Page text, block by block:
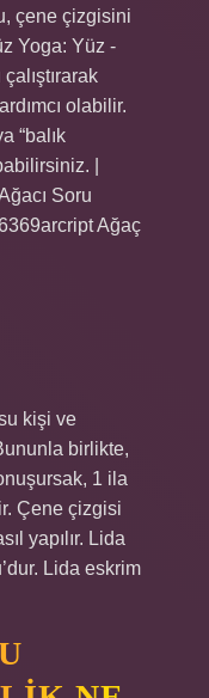
çene çizgisini
Yoga: Yüz -
olabilir.
“balık
|
Soru
Ağaç
kişi ve
birlikte,
1 ila
Çene çizgisi
yapılır. Lida
Lida eskrim